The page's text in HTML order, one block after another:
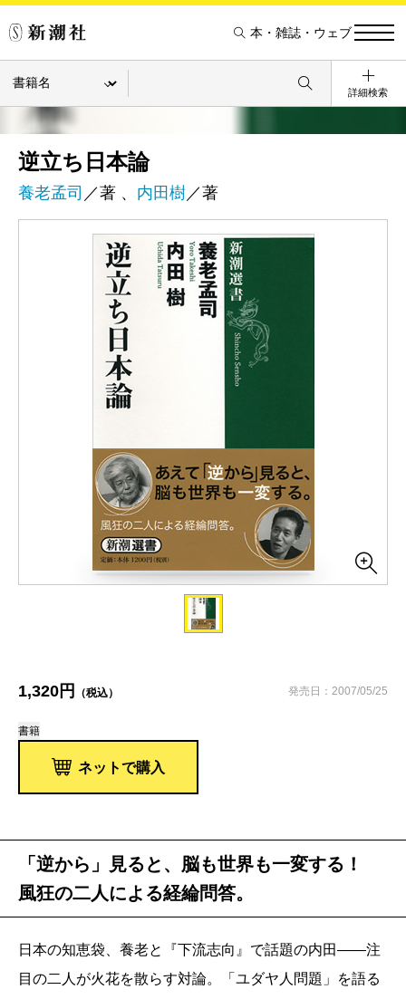
本・雑誌・ウェブ
詳細検索
逆立ち日本論
養老孟司 ／著 、 内田樹／著
1,320円 （税込） 発売日：2007/05/25
書籍
ネットで購入
「逆から」見ると、脳も世界も一変する！
風狂の二人による経綸問答。
日本の知恵袋、養老と『下流志向』で話題の内田――注
目の二人が火花を散らす対論。「ユダヤ人問題」を語る